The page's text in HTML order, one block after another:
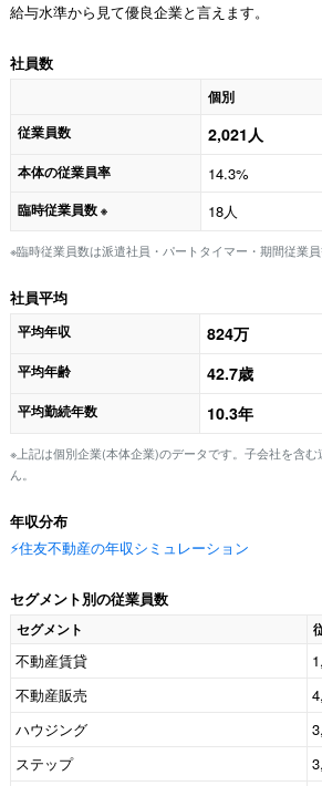
給与水準から見て優良企業と言えます。
社員数
個別
従業員数
2,021人
本体の従業員率 14.3%
臨時従業員数 ※ 18人
※臨時従業員数は派遣社員・パートタイマー・期間従業員
社員平均
平均年収 824万
平均年齢 42.7歳
平均勤続年数 10.3年
※上記は個別企業(本体企業)のデータです。子会社を含
ん。
年収分布
⚡️住友不動産の年収シミュレーション
セグメント別の従業員数
セグメント
不動産賃貸
不動産販売
ハウジング
ステップ